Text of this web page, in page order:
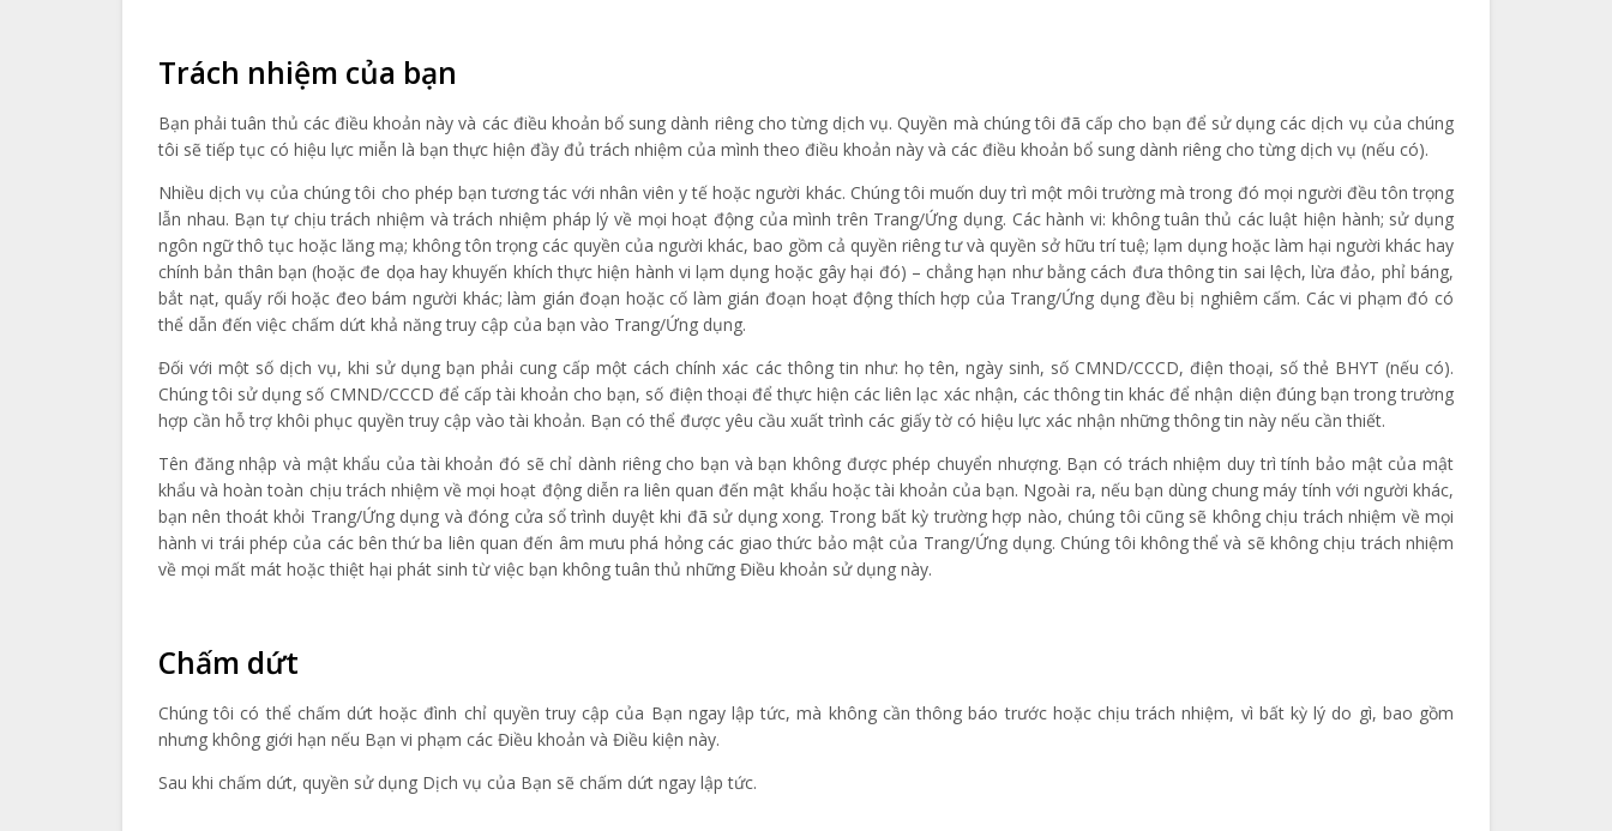
Trách nhiệm của bạn
Bạn phải tuân thủ các điều khoản này và các điều khoản bổ sung dành riêng cho từng dịch vụ. Quyền mà chúng tôi đã cấp cho bạn để sử dụng các dịch vụ của chúng
tôi sẽ tiếp tục có hiệu lực miễn là bạn thực hiện đầy đủ trách nhiệm của mình theo điều khoản này và các điều khoản bổ sung dành riêng cho từng dịch vụ (nếu có).
Nhiều dịch vụ của chúng tôi cho phép bạn tương tác với nhân viên y tế hoặc người khác. Chúng tôi muốn duy trì một môi trường mà trong đó mọi người đều tôn trọng
lẫn nhau. Bạn tự chịu trách nhiệm và trách nhiệm pháp lý về mọi hoạt động của mình trên Trang/Ứng dụng. Các hành vi: không tuân thủ các luật hiện hành; sử dụng
ngôn ngữ thô tục hoặc lăng mạ; không tôn trọng các quyền của người khác, bao gồm cả quyền riêng tư và quyền sở hữu trí tuệ; lạm dụng hoặc làm hại người khác hay
chính bản thân bạn (hoặc đe dọa hay khuyến khích thực hiện hành vi lạm dụng hoặc gây hại đó) – chẳng hạn như bằng cách đưa thông tin sai lệch, lừa đảo, phỉ báng,
bắt nạt, quấy rối hoặc đeo bám người khác; làm gián đoạn hoặc cố làm gián đoạn hoạt động thích hợp của Trang/Ứng dụng đều bị nghiêm cấm. Các vi phạm đó có
thể dẫn đến việc chấm dứt khả năng truy cập của bạn vào Trang/Ứng dụng.
Đối với một số dịch vụ, khi sử dụng bạn phải cung cấp một cách chính xác các thông tin như: họ tên, ngày sinh, số CMND/CCCD, điện thoại, số thẻ BHYT (nếu có).
Chúng tôi sử dụng số CMND/CCCD để cấp tài khoản cho bạn, số điện thoại để thực hiện các liên lạc xác nhận, các thông tin khác để nhận diện đúng bạn trong trường
hợp cần hỗ trợ khôi phục quyền truy cập vào tài khoản. Bạn có thể được yêu cầu xuất trình các giấy tờ có hiệu lực xác nhận những thông tin này nếu cần thiết.
Tên đăng nhập và mật khẩu của tài khoản đó sẽ chỉ dành riêng cho bạn và bạn không được phép chuyển nhượng. Bạn có trách nhiệm duy trì tính bảo mật của mật
khẩu và hoàn toàn chịu trách nhiệm về mọi hoạt động diễn ra liên quan đến mật khẩu hoặc tài khoản của bạn. Ngoài ra, nếu bạn dùng chung máy tính với người khác,
bạn nên thoát khỏi Trang/Ứng dụng và đóng cửa sổ trình duyệt khi đã sử dụng xong. Trong bất kỳ trường hợp nào, chúng tôi cũng sẽ không chịu trách nhiệm về mọi
hành vi trái phép của các bên thứ ba liên quan đến âm mưu phá hỏng các giao thức bảo mật của Trang/Ứng dụng. Chúng tôi không thể và sẽ không chịu trách nhiệm
về mọi mất mát hoặc thiệt hại phát sinh từ việc bạn không tuân thủ những Điều khoản sử dụng này.
Chấm dứt
Chúng tôi có thể chấm dứt hoặc đình chỉ quyền truy cập của Bạn ngay lập tức, mà không cần thông báo trước hoặc chịu trách nhiệm, vì bất kỳ lý do gì, bao gồm
nhưng không giới hạn nếu Bạn vi phạm các Điều khoản và Điều kiện này.
Sau khi chấm dứt, quyền sử dụng Dịch vụ của Bạn sẽ chấm dứt ngay lập tức.